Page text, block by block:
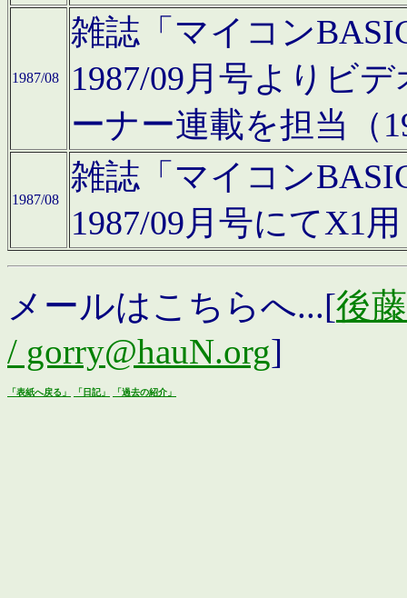
1987/08
雑誌「マイコン
1987/09月号よりビ
ーナー連載を担当（
1987/08
雑誌「マイコン
1987/09月号にてX1
メールはこちらへ...[後
/ gorry@hauN.org]
「表紙へ戻る」 「日記」 「過去の紹介」